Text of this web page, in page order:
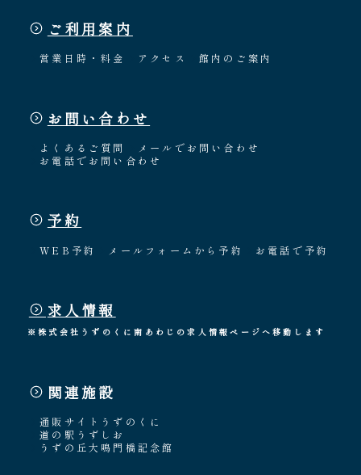
ご利用案内
営業日時・料金 アクセス 館内のご案内
お問い合わせ
よくあるご質問
メールでお問い合わせ
お電話でお問い合わせ
予約
WEB予約 メールフォームから予約 お電話で予約
求人情報
※株式会社うずのくに南あわじの求人情報ページへ移動します
関連施設
通販サイトうずのくに
道の駅うずしお
うずの丘大鳴門橋記念館